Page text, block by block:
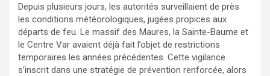
Depuis plusieurs jours, les autorités surveillaient de près
les conditions météorologiques, jugées propices aux
départs de feu. Le massif des Maures, la Sainte-Baume et
le Centre Var avaient déjà fait l’objet de restrictions
temporaires les années précédentes. Cette vigilance
s’inscrit dans une stratégie de prévention renforcée, alors